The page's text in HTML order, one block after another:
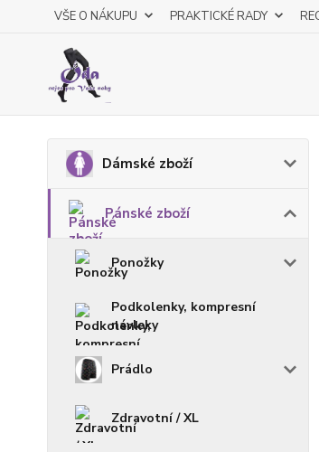
VŠE O NÁKUPU PRAKTICKÉ RADY
Dámské zboží
Pánské zboží
Ponožky
Podkolenky, kompresní
návleky
Prádlo
Zdravotní / XL